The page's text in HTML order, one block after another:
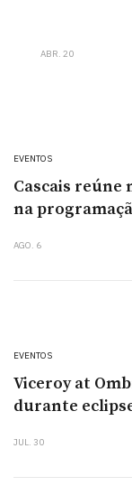
ABR. 20
EVENTOS
Cascais reúne
na
AGO. 6
EVENTOS
Viceroy at
durante
JUL. 30